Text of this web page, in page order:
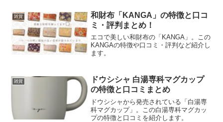
雑貨
和財布「KANGA」の特徴と口コ
ミ・評判まとめ！
エコで美しい和財布の「KANGA」。この
KANGAの特徴や口コミ・評判など紹介し
ます。
雑貨
ドウシシャ 白湯専科マグカップ
の特徴と口コミまとめ
ドウシシャから発売されている「白湯専
科マグカップ」。この白湯専科マグカッ
プの特徴と口コミを紹介します。